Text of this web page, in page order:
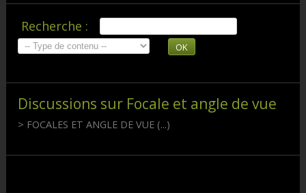
Recherche :
OK
Discussions sur Focale et angle de vue
> FOCALES ET ANGLE DE VUE (...)